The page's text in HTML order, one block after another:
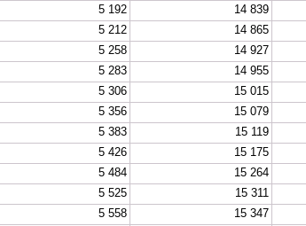
5 192 14 839
5 212 14 865
5 258 14 927
5 283 14 955
5 306 15 015
5 356 15 079
5 383 15 119
5 426 15 175
5 484 15 264
5 525 15 311
5 558 15 347